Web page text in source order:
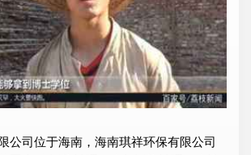
公司位于海南，海南琪祥环保有限公司